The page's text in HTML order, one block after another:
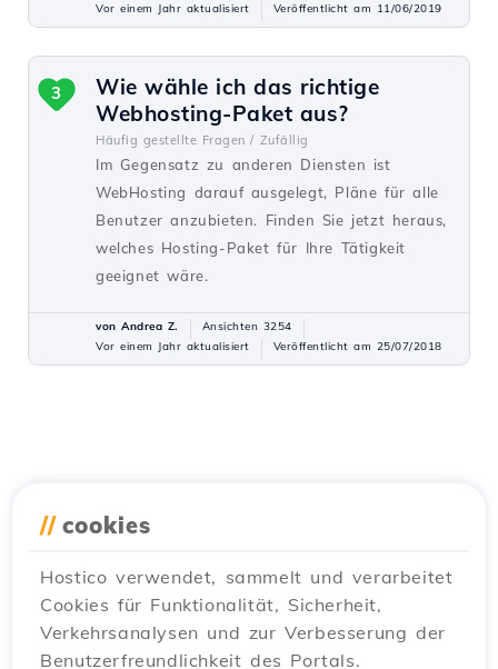
Vor einem Jahr aktualisiert
Veröffentlicht am 11/06/2019
Wie wähle ich das richtige
Webhosting-Paket aus?
Häufig gestellte Fragen / Zufällig
Im Gegensatz zu anderen Diensten ist
WebHosting darauf ausgelegt, Pläne für alle
Benutzer anzubieten. Finden Sie jetzt heraus,
welches Hosting-Paket für Ihre Tätigkeit
geeignet wäre.
3
von Andrea Z.
Ansichten 3254
Vor einem Jahr aktualisiert
Veröffentlicht am 25/07/2018
// cookies
Hostico verwendet, sammelt und verarbeitet
Cookies für Funktionalität, Sicherheit,
Verkehrsanalysen und zur Verbesserung der
Benutzerfreundlichkeit des Portals.